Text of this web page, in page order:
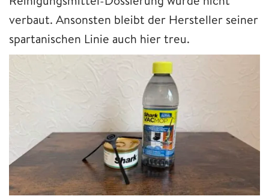
verbaut. Ansonsten bleibt der Hersteller seiner
spartanischen Linie auch hier treu.